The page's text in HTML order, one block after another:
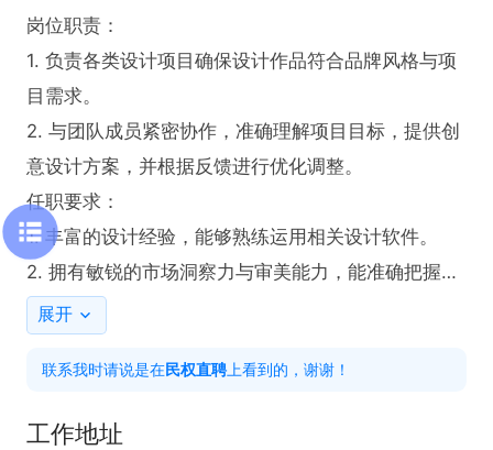
岗位职责：
1. 负责各类设计项目确保设计作品符合品牌风格与项
目需求。
2. 与团队成员紧密协作，准确理解项目目标，提供创
意设计方案，并根据反馈进行优化调整。
任职要求：
1. 丰富的设计经验，能够熟练运用相关设计软件。
2. 拥有敏锐的市场洞察力与审美能力，能准确把握设
计方向。
上午8:30 - 下午6:30
展开
联系我时请说是在民权直聘 上看到的，谢谢！
工作地址